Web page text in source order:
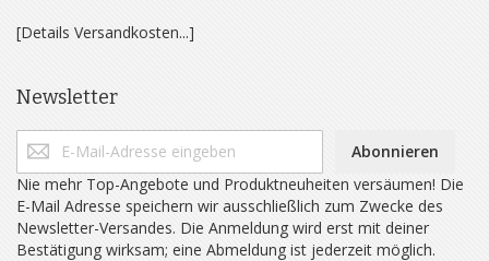
[Details Versandkosten...]
Newsletter
Abonnieren
Nie mehr Top-Angebote und Produktneuheiten versäumen! Die
E-Mail Adresse speichern wir ausschließlich zum Zwecke des
Newsletter-Versandes. Die Anmeldung wird erst mit deiner
Bestätigung wirksam; eine Abmeldung ist jederzeit möglich.